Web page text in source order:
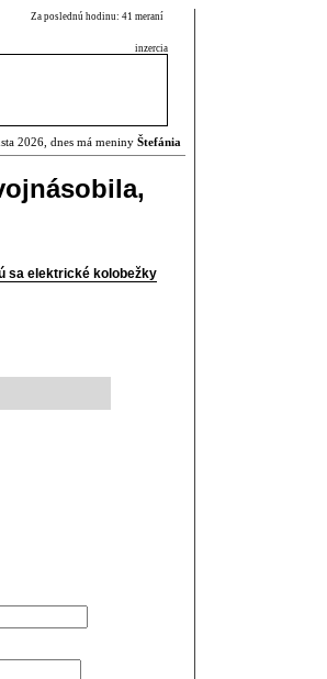
Za poslednú hodinu: 41 meraní
inzercia
2026, dnes má meniny Štefánia
sa elektrické kolobežky